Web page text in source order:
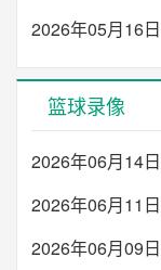
篮球录像